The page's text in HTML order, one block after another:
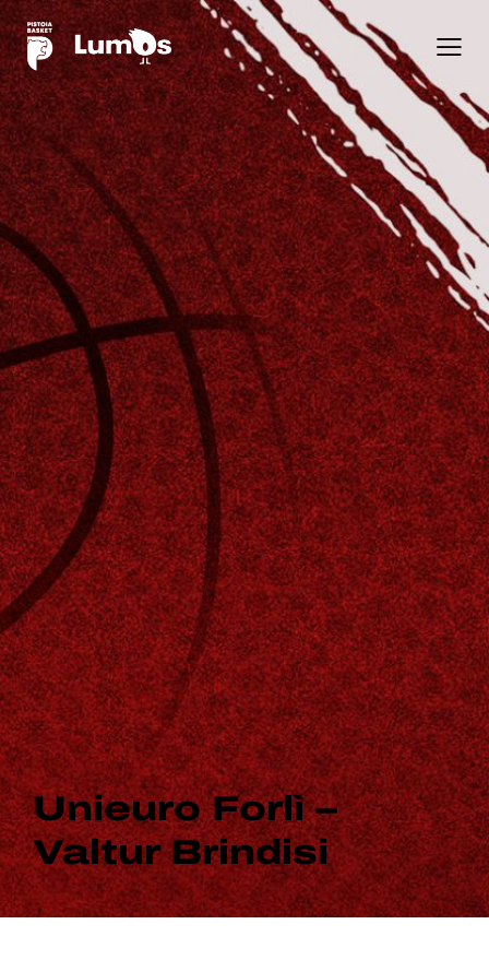
Unieuro Forlì –
Valtur Brindisi